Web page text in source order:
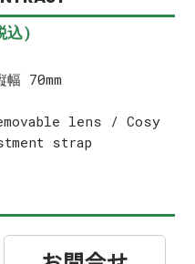
込)
70mm
lens / Cosy
strap